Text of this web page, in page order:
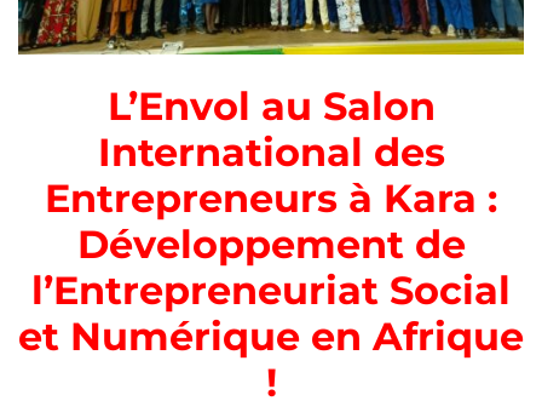
L’Envol au Salon
International des
Entrepreneurs à Kara :
Développement de
l’Entrepreneuriat Social
et Numérique en Afrique
!